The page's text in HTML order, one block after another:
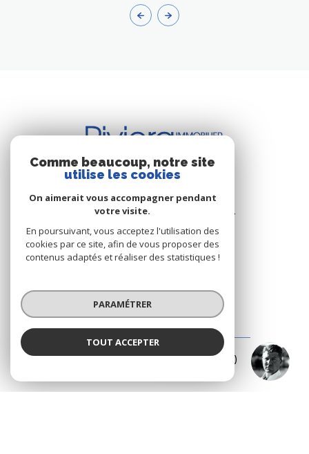
Mikael SIMON
BUREAU DE CAVALAIRE
Les Résidence du Port - Rue du Port
83240 Cavalaire-sur-Mer
+33.(0)4.94.64.66.53
+33.(0)6.03.00.02.28
riviera.immobilier@wanadoo.fr
BUREAU DE LA CROIX-VALMER
187 Rue Louis Martin ( Rue centrale )
+33.(0)4.94.79.59.18
Comme beaucoup, notre site
utilise les cookies
On aimerait vous accompagner pendant
votre visite.
En poursuivant, vous acceptez l'utilisation des
cookies par ce site, afin de vous proposer des
contenus adaptés et réaliser des statistiques !
PARAMÉTRER
TOUT ACCEPTER